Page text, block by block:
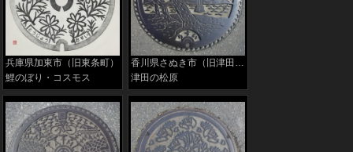
兵庫県加東市（旧東条町）
鯉のぼり・コスモス
津田の松原